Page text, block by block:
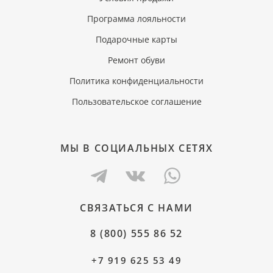
Программа лояльности
Подарочные карты
Ремонт обуви
Политика конфиденциальности
Пользовательское соглашение
МЫ В СОЦИАЛЬНЫХ СЕТЯХ
СВЯЗАТЬСЯ С НАМИ
8 (800) 555 86 52
+7 919 625 53 49